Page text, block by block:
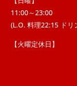
11:00～23:00
(L.O. 料理22:15 ドリ
【火曜定休日】